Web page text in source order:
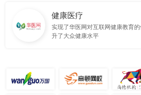
健康医疗
实现了华医网对互联网健康教育
升了大众健康水平